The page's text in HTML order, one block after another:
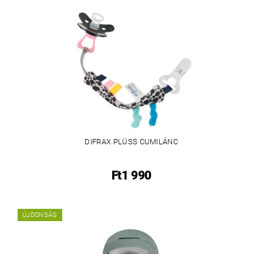
DIFRAX PLÜSS CUMILÁNC
Ft1 990
ÚJDONSÁG